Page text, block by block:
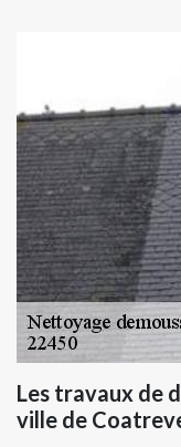
Les travaux de
ville de